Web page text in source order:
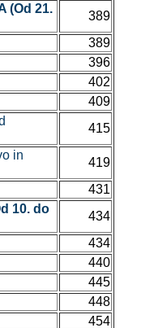
(Od 21.
389
389
396
402
409
415
in
419
431
10. do
434
434
440
445
448
454